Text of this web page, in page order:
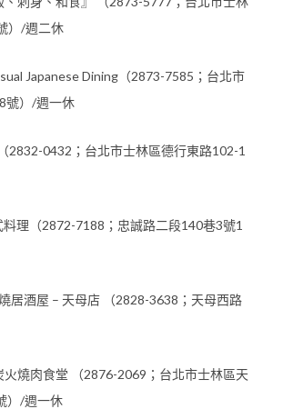
）/週二休
Japanese Dining（2873-7585；台北市
號）/週一休
2832-0432；台北市士林區德行東路102-1
理（2872-7188；忠誠路二段140巷3號1
居酒屋 – 天母店 （2828-3638；天母西路
燒肉食堂 （2876-2069；台北市士林區天
）/週一休